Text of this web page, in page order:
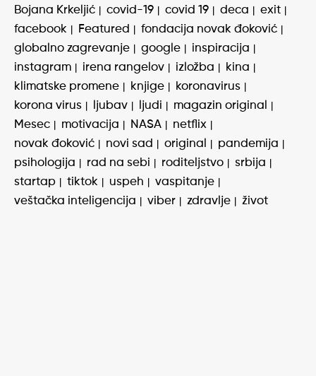
Bojana Krkeljić
covid-19 covid 19 deca
exit
facebook
Featured
fondacija novak đoković
globalno zagrevanje
google
inspiracija
instagram
irena rangelov izložba
kina
klimatske promene
knjige
koronavirus
korona virus
ljubav ljudi
magazin original
Mesec
motivacija NASA
netflix
novak đoković
novi sad original
pandemija
psihologija
rad na sebi roditeljstvo
srbija
startap
tiktok uspeh
vaspitanje
veštačka inteligencija
viber zdravlje život